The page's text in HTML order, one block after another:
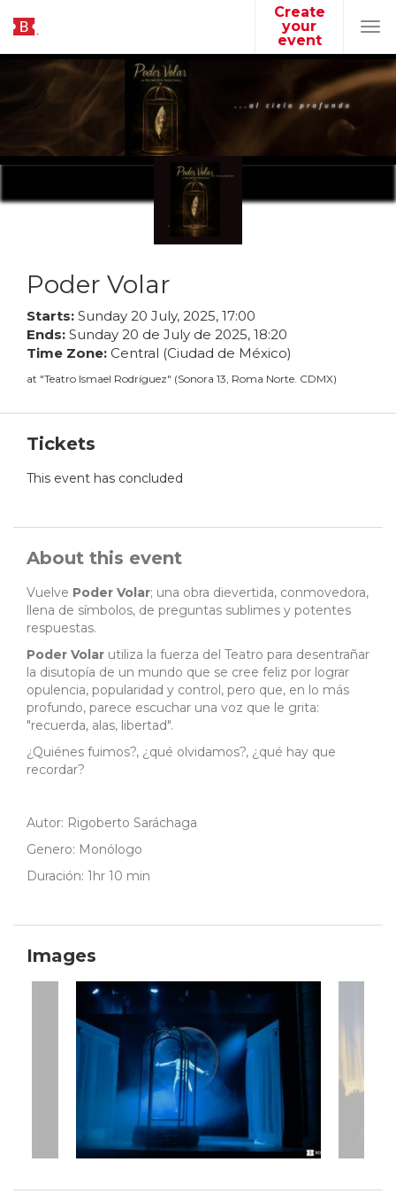
Create
your
event
Poder Volar
Starts: Sunday 20 July, 2025, 17:00
Ends: Sunday 20 de July de 2025, 18:20
Time Zone: Central (Ciudad de México)
at "Teatro Ismael Rodríguez" (Sonora 13, Roma Norte. CDMX)
Tickets
This event has concluded
About this event
Vuelve Poder Volar; una obra dievertida, conmovedora,
llena de símbolos, de preguntas sublimes y potentes
respuestas.
Poder Volar utiliza la fuerza del Teatro para desentrañar
la disutopía de un mundo que se cree feliz por lograr
opulencia, popularidad y control, pero que, en lo más
profundo, parece escuchar una voz que le grita:
"recuerda, alas, libertad".
¿Quiénes fuimos?, ¿qué olvidamos?, ¿qué hay que
recordar?
Autor: Rigoberto Saráchaga
Genero: Monólogo
Duración: 1hr 10 min
Images